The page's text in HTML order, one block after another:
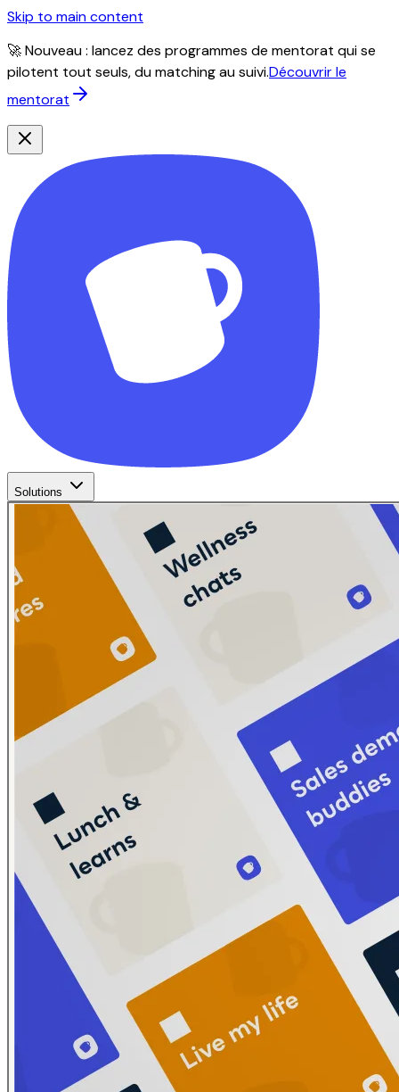
Skip to main content
🚀 Nouveau : lancez des programmes de mentorat qui se
pilotent tout seuls, du matching au suivi.Découvrir le
mentorat
Solutions